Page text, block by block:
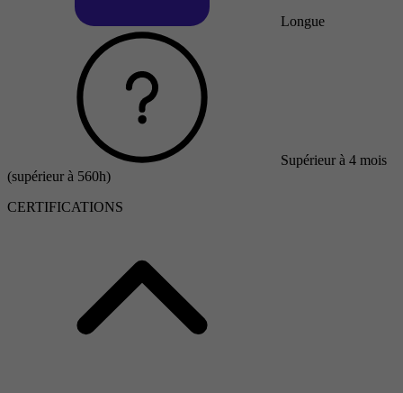
Longue
Supérieur à 4 mois
(supérieur à 560h)
CERTIFICATIONS